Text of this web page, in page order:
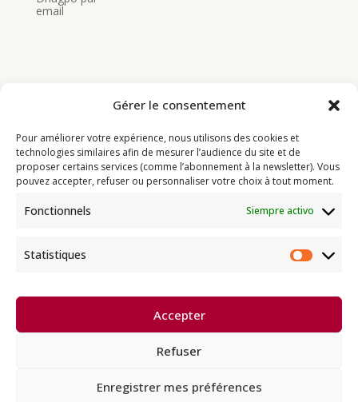
Gérer le consentement
Pour améliorer votre expérience, nous utilisons des cookies et
technologies similaires afin de mesurer l’audience du site et de
proposer certains services (comme l’abonnement à la newsletter). Vous
pouvez accepter, refuser ou personnaliser votre choix à tout moment.
Fonctionnels Siempre activo
Statistiques
Accepter
Refuser
Enregistrer mes préférences
email
Programme
Actualités
Ressources
Infos pratiques
direction spirituelle de Thayé
Dorjé, Sa Sainteté le XVII Gyalwa
lignée karma kagyü, est membre